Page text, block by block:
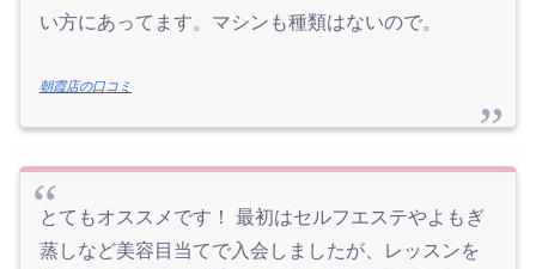
い方にあってます。マシンも種類はないので。
朝霞店の口コミ
とてもオススメです！ 最初はセルフエステやよもぎ
蒸しなど美容目当てで入会しましたが、レッスンを